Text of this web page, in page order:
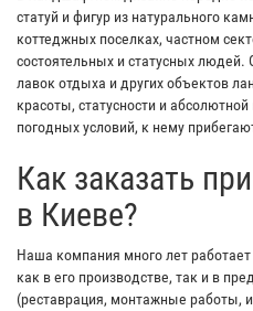
статуй и фигур из натурального
коттеджных поселках, частном
состоятельных и статусных
лавок отдыха и других объектов
красоты, статусности и
погодных условий, к нему
Как заказать
в Киеве?
Наша компания много лет
как в его производстве, так и в
(реставрация, монтажные работы,